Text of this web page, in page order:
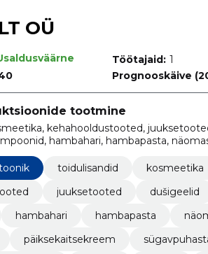
OÜ
Töötajaid: 1
Prognooskäive
tootmine
kehahooldustooted,
hambahari, hambapasta,
toidulisandid
kosmeetika
juuksetooted dušigeelid
hambahari hambapasta
päiksekaitsekreem